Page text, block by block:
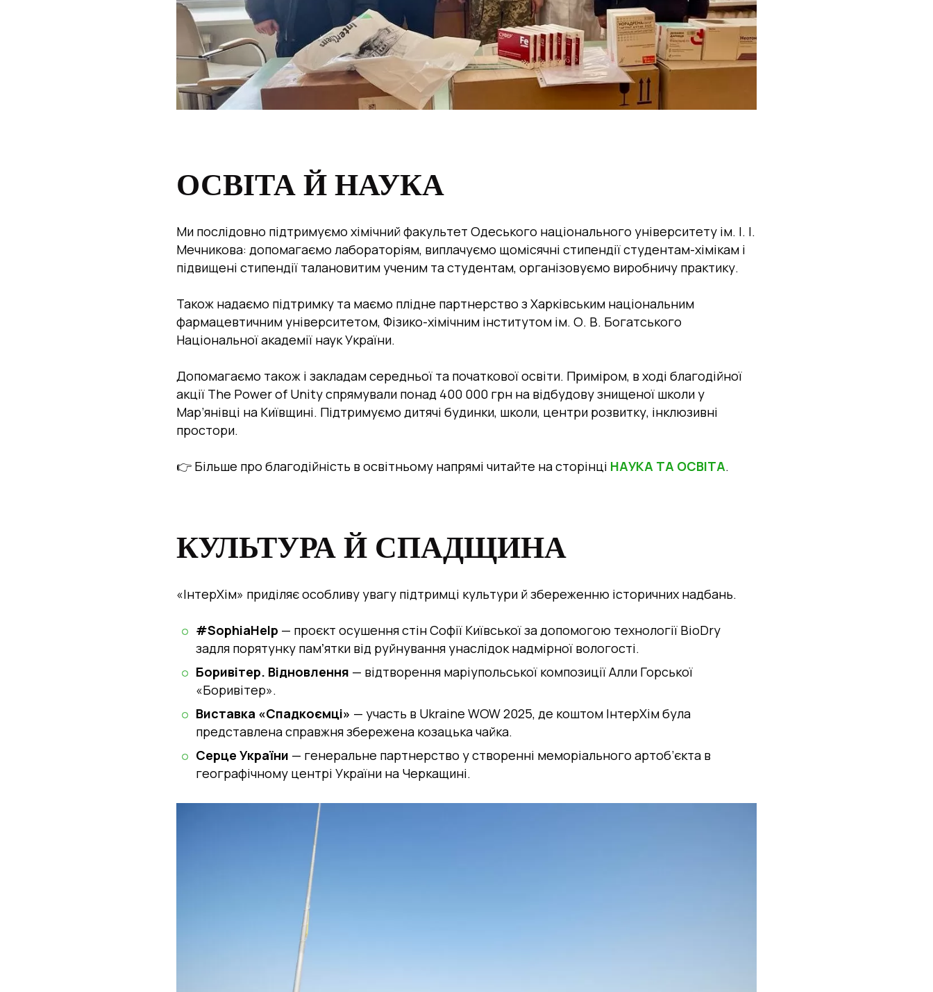
ОСВІТА Й НАУКА
Ми послідовно підтримуємо хімічний факультет Одеського національного університету ім. І. І.
Мечникова: допомагаємо лабораторіям, виплачуємо щомісячні стипендії студентам-хімікам і
підвищені стипендії талановитим ученим та студентам, організовуємо виробничу практику.
Також надаємо підтримку та маємо плідне партнерство з Харківським національним
фармацевтичним університетом, Фізико-хімічним інститутом ім. О. В. Богатського
Національної академії наук України.
Допомагаємо також і закладам середньої та початкової освіти. Приміром, в ході благодійної
акції The Power of Unityспрямували понад 400 000 грн на відбудову знищеної школи у
Мар’янівці на Київщині. Підтримуємо дитячі будинки, школи, центри розвитку, інклюзивні
простори.
👉 Більше про благодійність в освітньому напрямі читайте на сторінці НАУКА ТА ОСВІТА.
КУЛЬТУРА Й СПАДЩИНА
«ІнтерХім» приділяє особливу увагу підтримці культури й збереженню історичних надбань.
#SophiaHelp — проєкт осушення стін Софії Київської за допомогою технології BioDry
задля порятунку памʼятки від руйнування унаслідок надмірної вологості.
Боривітер. Відновлення — відтворення маріупольської композиції Алли Горської
«Боривітер».
Виставка «Спадкоємці» — участь в Ukraine WOW 2025, де коштом ІнтерХім була
представлена справжня збережена козацька чайка.
Серце України — генеральне партнерство у створенні меморіального артоб’єкта в
географічному центрі України на Черкащині.